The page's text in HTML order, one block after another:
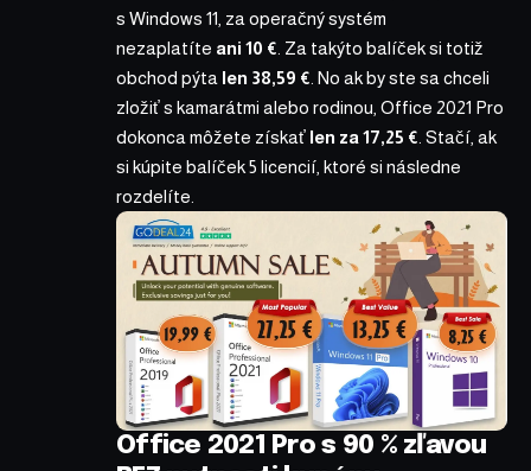
s Windows 11, za operačný systém
nezaplatíte ani 10 € . Za takýto balíček si totiž
obchod pýta len 38,59 € . No ak by ste sa chceli
zložiť s kamarátmi alebo rodinou, Office 2021 Pro
dokonca môžete získať len za 17,25 € . Stačí, ak
si kúpite balíček 5 licencií , ktoré si následne
rozdelíte.
Office 2021 Pro s 90 % zľavou